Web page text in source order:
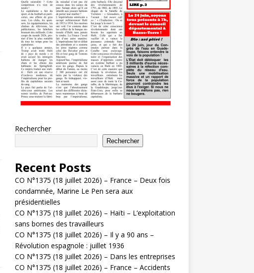
Rechercher
Rechercher
Recent Posts
CO N°1375 (18 juillet 2026) – France – Deux fois
condamnée, Marine Le Pen sera aux
présidentielles
CO N°1375 (18 juillet 2026) – Haïti – L’exploitation
sans bornes des travailleurs
CO N°1375 (18 juillet 2026) – Il y a 90 ans –
Révolution espagnole : juillet 1936
CO N°1375 (18 juillet 2026) – Dans les entreprises
CO N°1375 (18 juillet 2026) – France – Accidents